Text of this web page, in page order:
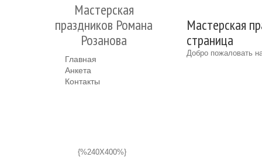
Мастерская
праздников Романа
Розанова
Главная
Анкета
Контакты
{%240X400%}
Мастерская
страница
Добро пожаловать